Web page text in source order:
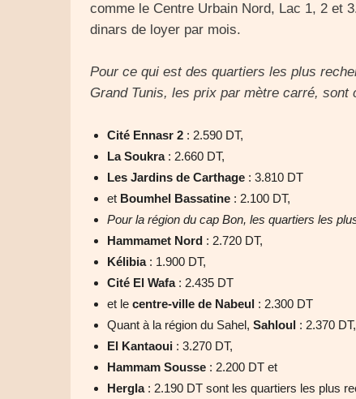
comme le Centre Urbain Nord, Lac 1, 2 et
dinars de loyer par mois.
Pour ce qui est des quartiers les plus
Grand Tunis, les prix par mètre carré, sont
Cité Ennasr 2 : 2.590 DT,
La Soukra: 2.660 DT,
Les Jardins de Carthage : 3.810 DT
et Boumhel Bassatine : 2.100 DT,
Pour la région du cap Bon, les quartiers les
Hammamet Nord : 2.720 DT,
Kélibia: 1.900 DT,
Cité El Wafa: 2.435 DT
et le centre-ville de Nabeul : 2.300 DT
Quant à la région du Sahel, Sahloul : 2.370 DT,
El Kantaoui : 3.270 DT,
Hammam Sousse : 2.200 DT et
Hergla: 2.190 DT sont les quartiers les plus